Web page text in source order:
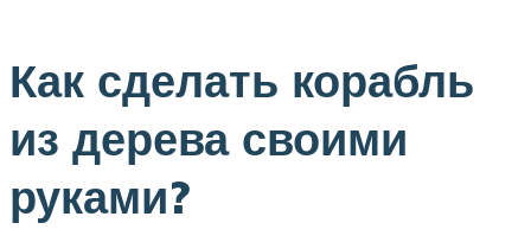
Как сделать корабль
из дерева своими
руками?